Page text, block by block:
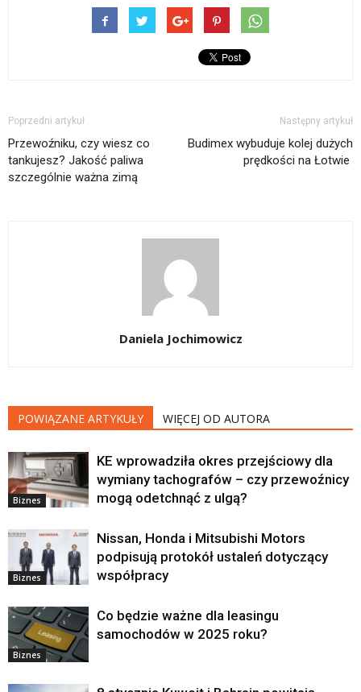
Poprzedni artykuł
Przewoźniku, czy wiesz co
tankujesz? Jakość paliwa
szczególnie ważna zimą
Następny artykuł
Budimex wybuduje kolej dużych
prędkości na Łotwie ‎
Daniela Jochimowicz
POWIĄZANE ARTYKUŁY WIĘCEJ OD AUTORA
Biznes
KE wprowadziła okres przejściowy dla
wymiany tachografów – czy przewoźnicy
mogą odetchnąć z ulgą?
Biznes
Nissan, Honda i Mitsubishi Motors
podpisują protokół ustaleń dotyczący
współpracy
Biznes
Co będzie ważne dla leasingu
samochodów w 2025 roku?